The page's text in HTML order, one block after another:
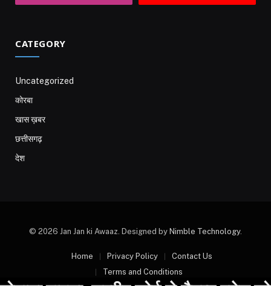
CATEGORY
Uncategorized
कोरबा
खास ख़बर
छत्तीसगढ़
देश
© 2026 Jan Jan ki Awaaz. Designed by Nimble Technology.
Home Privacy Policy
Contact Us
Terms and Conditions